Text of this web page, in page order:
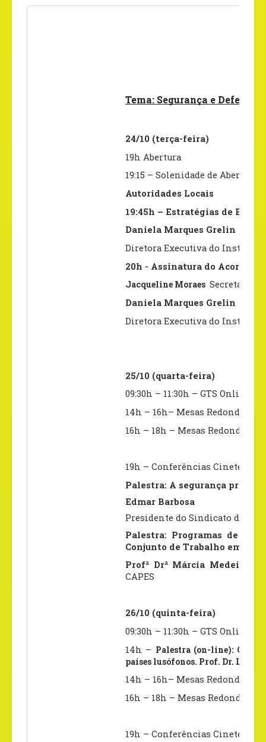
Tema: Segurança e Defesa:
24/10 (terça-feira)
19h Abertura
19:15 – Solenidade de Abertura
Autoridades Locais
19:45h – Estratégias de
Daniela Marques Grelin
Diretora Executiva do Instituto
20h - Assinatura do Acordo de
Jacqueline Moraes Secretária
Daniela Marques Grelin
Diretora Executiva do Instituto
25/10 (quarta-feira)
09:30h – 11:30h – GTS Online
14h – 16h– Mesas Redondas
16h – 18h – Mesas Redondas
19h – Conferências Cineteatro
Palestra: A segurança
Edmar Barbosa
Presidente do Sindicato da
Palestra: Programas de
Conjunto de Trabalho em
Profª Drª Márcia Medeiros
CAPES
26/10 (quinta-feira)
09:30h – 11:30h – GTS Online
14h – Palestra (on-line):
países lusófonos. Prof. Dr. Luís
14h – 16h– Mesas Redondas
16h – 18h – Mesas Redondas
19h – Conferências Cineteatro